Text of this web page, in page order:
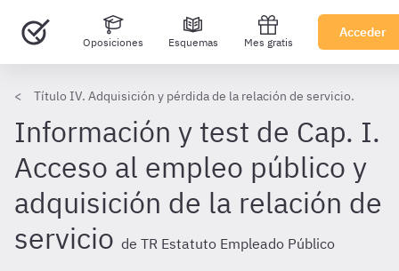
Oposiciones Esquemas Mes gratis
Acceder
Título IV. Adquisición y pérdida de la relación de servicio.
Información y test de Cap. I.
Acceso al empleo público y
adquisición de la relación de
servicio de TR Estatuto Empleado Público